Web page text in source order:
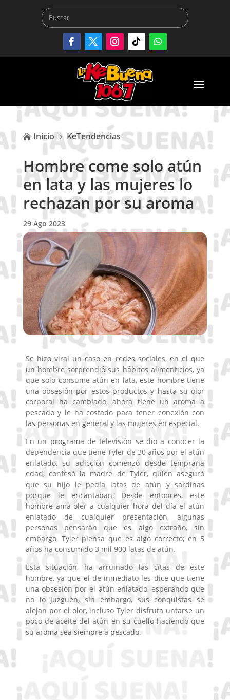
 Inicio 5 KeTendencias
Hombre come solo atún
en lata y las mujeres lo
rechazan por su aroma
29 Ago 2023
Se hizo viral un caso en redes sociales, en el que
un hombre sorprendió sus hábitos alimenticios, ya
que solo consume atún en lata, este hombre tiene
una obsesión por estos productos y hasta su olor
corporal ha cambiado, ahora tiene un aroma a
pescado y le ha costado para tener conexión con
las personas en general y las mujeres en especial.
En un programa de televisión se dio a conocer la
dependencia que tiene Tyler de 30 años por el atún
enlatado, su adicción comenzó desde temprana
edad, confesó la madre de Tyler, quien aseguró
que su hijo le pedía latas de atún y sardinas
porque le encantaban. Desde entonces, este
hombre ama oler a cualquier hora del día el atún
enlatado de cualquier presentación, algunas
personas pensarán que es algo extraño, sin
embargo, Tyler piensa que es algo correcto; en 5
años ha consumido 3 mil 900 latas de atún.
Esta situación, ha arruinado las citas de este
hombre, ya que el de inmediato les dice que tiene
una obsesión por el atún enlatado, esperando que
no lo juzguen, sin embargo, sus conquistas se
alejan por el olor, incluso Tyler disfruta untarse un
poco de aceite del atún en su cuello haciendo que
su aroma sea siempre a pescado.